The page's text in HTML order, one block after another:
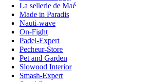
La sellerie de Maé
Made in Paradis
Nauti-wave
On-Fight
Padel-Expert
Pecheur-Store
Pet and Garden
Slowood Interior
Smash-Expert